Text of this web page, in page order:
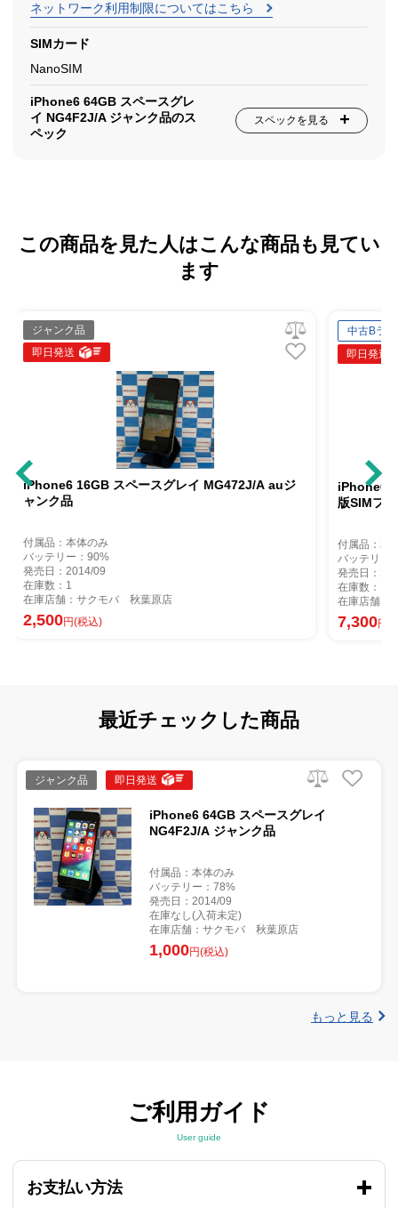
ネットワーク利用制限についてはこちら
SIMカード
NanoSIM
iPhone6 64GB スペースグレ
イ NG4F2J/A ジャンク品のス
ペック
スペックを見る
この商品を見た人はこんな商品も見てい
ます
イ MG472J/A auジ
iPhone6 128GB スペースグレイ
在庫店舗：サクモバ 秋葉原店
最近チェックした商品
ジャンク品 即日発送
iPhone6 64GB スペースグレイ
NG4F2J/A ジャンク品
付属品：本体のみ
バッテリー：78%
発売日：2014/09
在庫なし(入荷未定)
在庫店舗：サクモバ 秋葉原店
1,000円(税込)
もっと見る
ご利用ガイド
User guide
お支払い方法